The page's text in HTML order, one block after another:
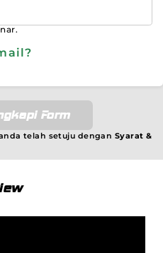
Form
telah setuju dengan Syarat &